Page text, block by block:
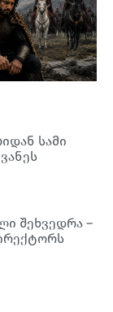
სამი
შეხვედრა –